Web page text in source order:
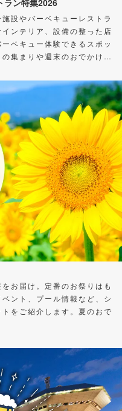
ラン特集2026
設やバーベキューレストラ
ンテリア、設備の整った店
ベキュー体験できるスポッ
集まりや週末のおでかけ
お届け。定番のお祭りはも
ント、プール情報など、シ
をご紹介します。夏のおで